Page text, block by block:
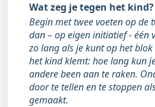
Wat zeg je tegen het kind?
Begin met twee voeten op de
dan – op eigen initiatief - één
zo lang als je kunt op het
het kind klemt: hoe lang kun
andere been aan te raken.
door te tellen en te stoppen
gemaakt.